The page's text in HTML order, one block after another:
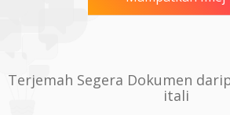
Terjemah Segera Dokumen
itali